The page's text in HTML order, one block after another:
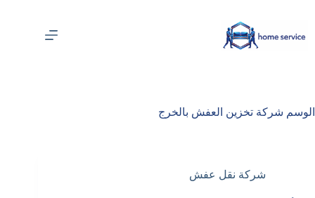
المحتوى
الوسم شركة تخزين العفش بالخرج
شركة نقل عفش